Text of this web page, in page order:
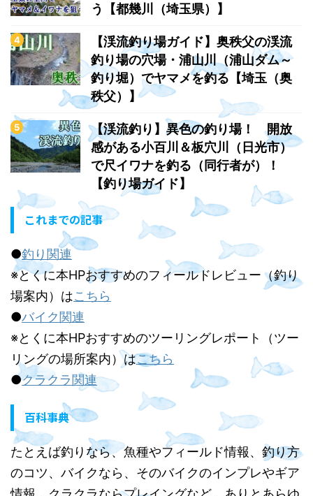
う【都幾川（埼玉県）】
【渓流釣り場ガイド】奥秩父の渓流
釣り場の穴場・浦山川（浦山ダム～
釣り堀）でヤマメを釣る【埼玉（奥
秩父）】
【渓流釣り】異色の釣り場！ 開放
感がある小百川＆板穴川（日光市）
で尺イワナを釣る（同行者が）！
【釣り場ガイド】
これまでの記事
●釣り関連
※とくに本HPおすすめのフィールドレビュー（釣り
場案内）はこちら
●バイク関連
※とくに本HPおすすめのツーリングレポート（ツー
リングの場所案内）はこちら
●クラクラ関連
百科事典
たとえば釣りなら、魚種やフィールド情報、釣り方
のコツ、バイクなら、そのバイクのインプレやギア